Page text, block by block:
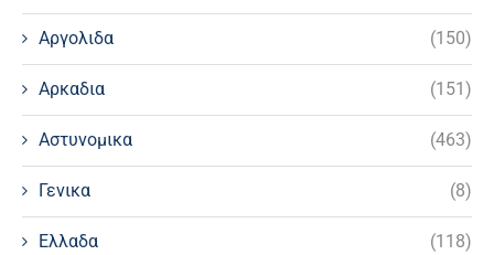
Αργολιδα (150)
Αρκαδια (151)
Αστυνομικα (463)
Γενικα (8)
Ελλαδα (118)